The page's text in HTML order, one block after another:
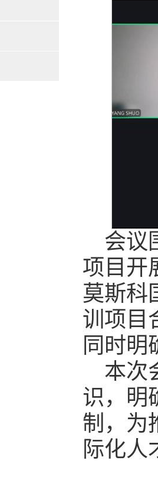
会议
项目开
莫斯科
训项目
同时
本次
识，明
制，为
际化人